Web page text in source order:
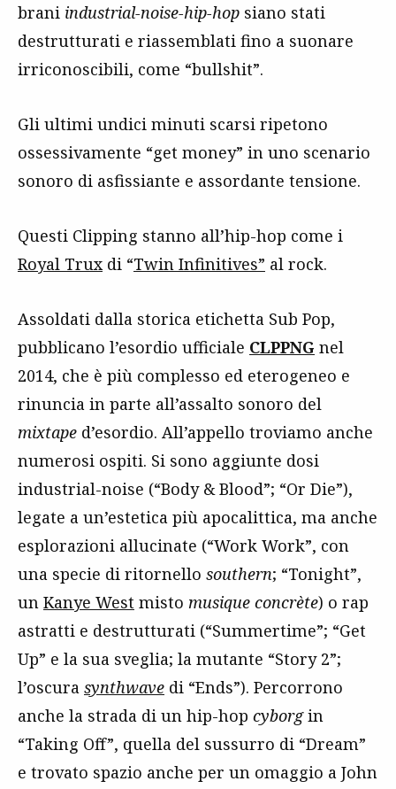
brani industrial-noise-hip-hop siano stati
destrutturati e riassemblati fino a suonare
irriconoscibili, come “bullshit”.
Gli ultimi undici minuti scarsi ripetono
ossessivamente “get money” in uno scenario
sonoro di asfissiante e assordante tensione.
Questi Clipping stanno all’hip-hop come i
Royal Truxdi “Twin Infinitives” al rock.
Assoldati dalla storica etichetta Sub Pop,
pubblicano l’esordio ufficiale CLPPNG nel
2014, che è più complesso ed eterogeneo e
rinuncia in parte all’assalto sonoro del
mixtape d’esordio. All’appello troviamo anche
numerosi ospiti. Si sono aggiunte dosi
industrial-noise (“Body & Blood”; “Or Die”),
legate a un’estetica più apocalittica, ma anche
esplorazioni allucinate (“Work Work”, con
una specie di ritornello southern; “Tonight”,
un Kanye West misto musique concrète) o rap
astratti e destrutturati (“Summertime”; “Get
Up” e la sua sveglia; la mutante “Story 2”;
l’oscura synthwave di “Ends”). Percorrono
anche la strada di un hip-hop cyborgin
“Taking Off”, quella del sussurro di “Dream”
e trovato spazio anche per un omaggio a John